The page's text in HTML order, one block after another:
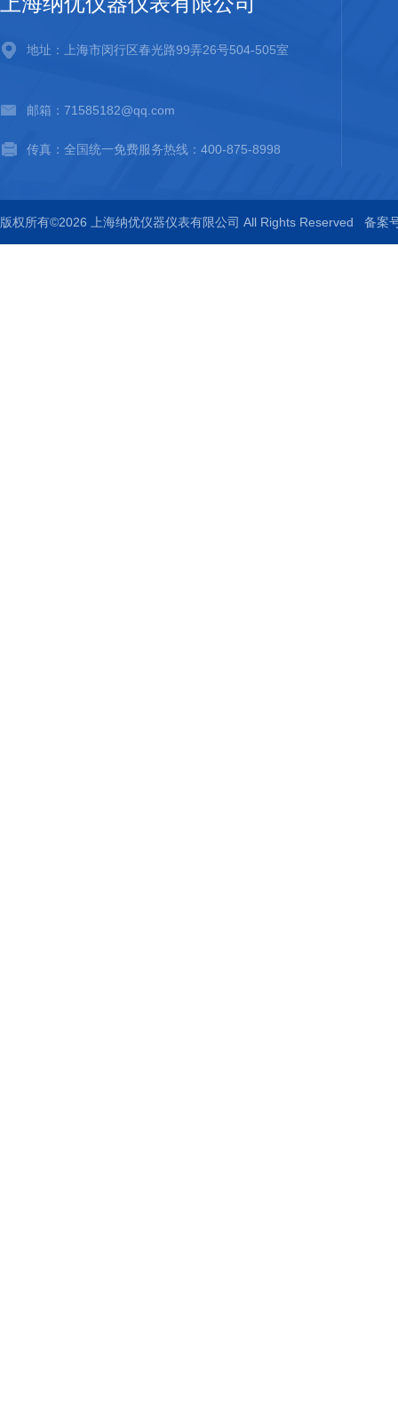
地址：上海市闵行区春光路99弄26号504-505室
邮箱：71585182@qq.com
传真：全国统一免费服务热线：400-875-8998
版权所有©2026 上海纳优仪器仪表有限公司 All Rights Reserved 备案